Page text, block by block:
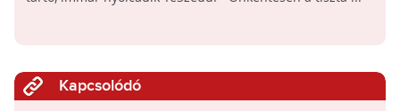
Kapcsolódó